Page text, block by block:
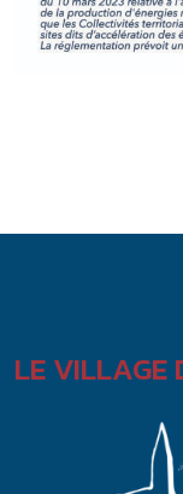
LE VILLAGE